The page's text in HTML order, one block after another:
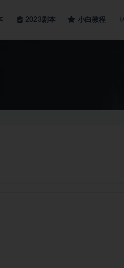
2023剧本 小白教程